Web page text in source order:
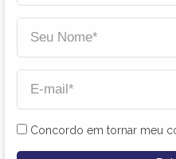
Concordo em tornar meu